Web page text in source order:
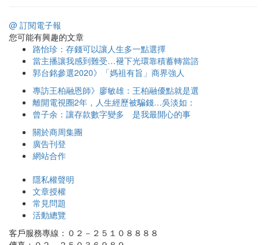
@ 訂閱電子報
您可能有興趣的文章
路怡珍：存錢可以讓人生多一點選擇
當主播讓我感到難受…褪下光環靠積蓄轉當諮
郭台銘參選2020》「媽祖有旨」商界強人
專訪王柏融恩師》廖敏雄：王柏融優點就是選
離開電視圈2年，人生經歷被騙錢…吳淡如：
曾子余：讓存款數字變多 是我最開心的事
關於商周集團
廣告刊登
網站合作
隱私權聲明
文章授權
常見問題
活動總覽
客戶服務專線：０２－２５１０８８８８